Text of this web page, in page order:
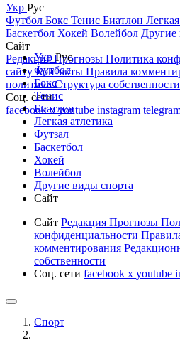
Укр Рус
Футбол Бокс Тенис Биатлон
Баскетбол Хокей Волейбол Другие
Сайт
РедакцияПрогнозы Политика
сайтуКонтакты Правила
политикаСтруктура собственности
Соц. сети
facebookxyoutube instagram
УкрРус
Футбол
Бокс
Тенис
Биатлон
Легкая атлетика
Футзал
Баскетбол
Хокей
Волейбол
Другие виды спорта
Сайт
Сайт Редакция Прогнозы
конфиденциальности
комментирования
собственности
Соц. сети facebook x youtube
Спорт